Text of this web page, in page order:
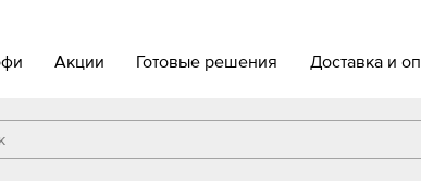
Акции Готовые решения Доставка и